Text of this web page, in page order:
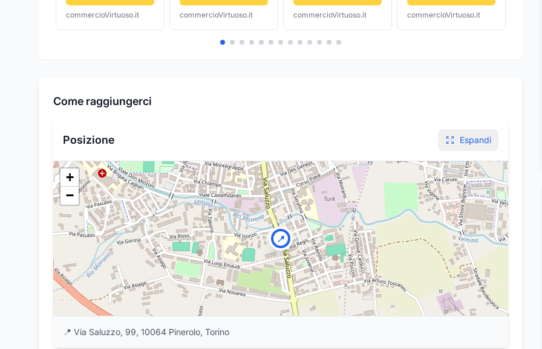
commercioVirtuoso.it commercioVirtuoso.it commercioVirtuoso.it commercioVirtuoso.it
Come raggiungerci
Posizione Espandi
📍
+
−
📍 Via Saluzzo, 99, 10064 Pinerolo, Torino